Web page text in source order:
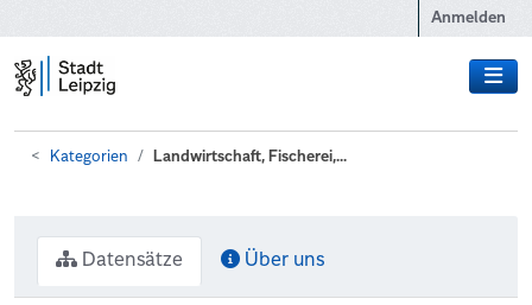
Anmelden
Kategorien Landwirtschaft, Fischerei,...
Datensätze Über uns